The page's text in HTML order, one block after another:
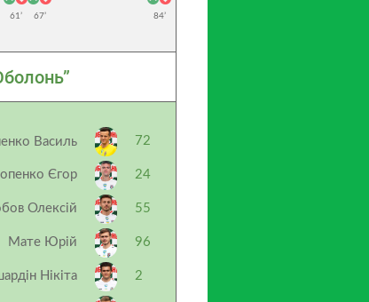
61’ 67’ 84’
Василь 72
Єгор 24
Олексій 55
Мате Юрій 96
Нікіта 2